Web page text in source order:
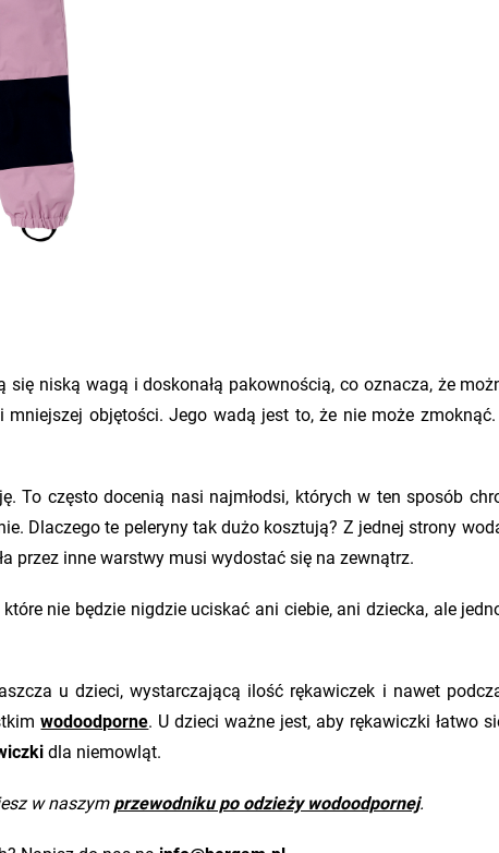
się niską wagą i doskonałą pakownością, co oznacza, że
objętości. Jego wadą jest to, że nie może
To często docenią nasi najmłodsi, których w ten sposób
Dlaczego te peleryny tak dużo kosztują? Z jednej strony
przez inne warstwy musi wydostać się na zewnątrz.
nie będzie nigdzie uciskać ani ciebie, ani dziecka, ale
u dzieci, wystarczającą ilość rękawiczek i nawet
wodoodporne. U dzieci ważne jest, aby rękawiczki łatwo
dla niemowląt.
w naszym przewodniku po odzieży wodoodpornej.